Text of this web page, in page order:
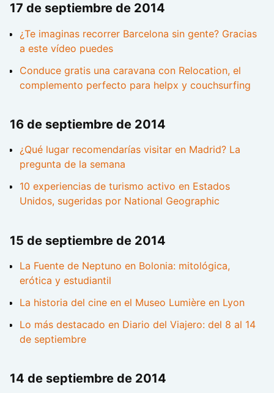
17 de septiembre de 2014
¿Te imaginas recorrer Barcelona sin gente? Gracias
a este vídeo puedes
Conduce gratis una caravana con Relocation, el
complemento perfecto para helpx y couchsurfing
16 de septiembre de 2014
¿Qué lugar recomendarías visitar en Madrid? La
pregunta de la semana
10 experiencias de turismo activo en Estados
Unidos, sugeridas por National Geographic
15 de septiembre de 2014
La Fuente de Neptuno en Bolonia: mitológica,
erótica y estudiantil
La historia del cine en el Museo Lumière en Lyon
Lo más destacado en Diario del Viajero: del 8 al 14
de septiembre
14 de septiembre de 2014